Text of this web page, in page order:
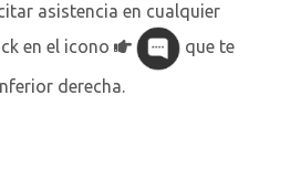
asistencia en cualquier
en el icono
que te
derecha.